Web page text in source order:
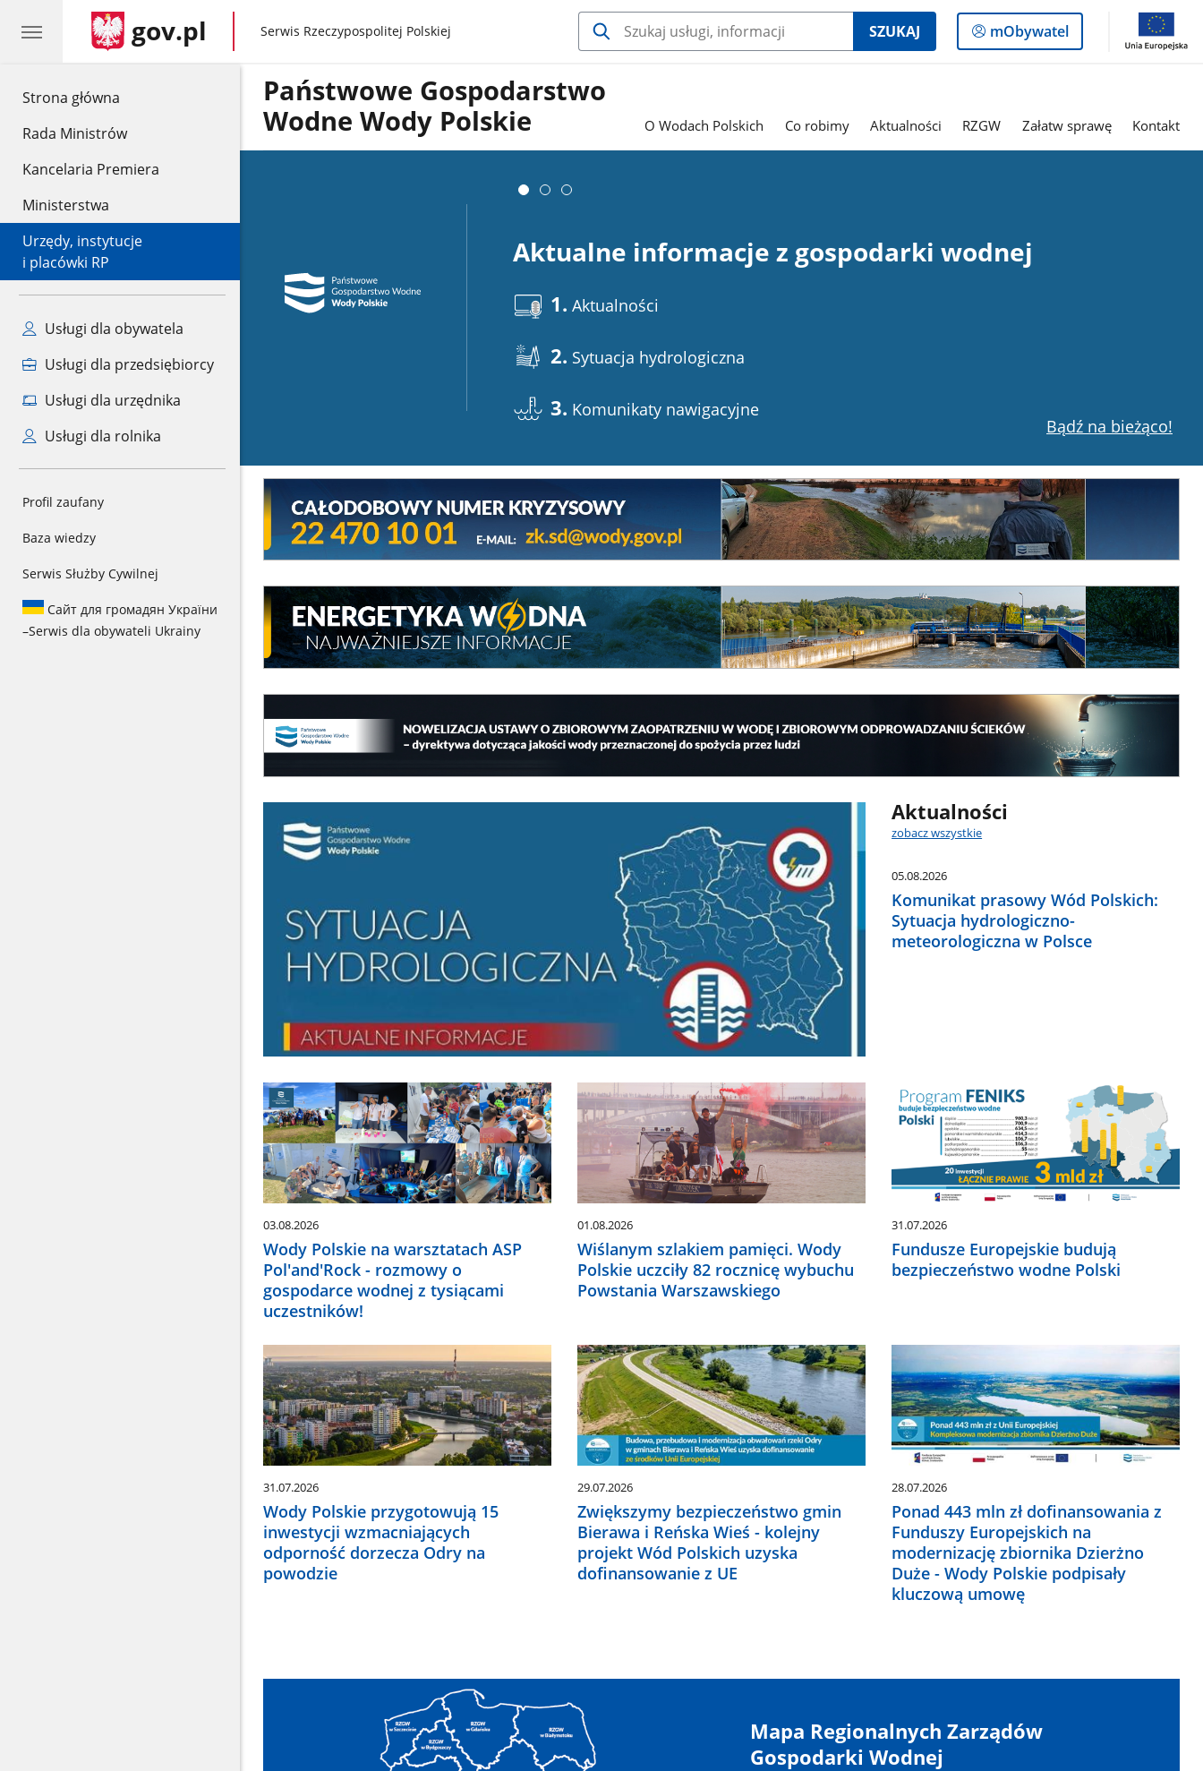
Strona główna
Rada Ministrów
Kancelaria Premiera
Ministerstwa
Urzędy, instytucje
i placówki RP
Usługi dla obywatela
Usługi dla przedsiębiorcy
Usługi dla urzędnika
Usługi dla rolnika
Profil zaufany
Baza wiedzy
Serwis Służby Cywilnej
Сайт для громадян України
–Serwis dla obywateli Ukrainy
gov.pl gov.pl
Serwis Rzeczypospolitej Polskiej SZUKAJ
Logowanie
do
mObywatel
Państwowe Gospodarstwo
Wodne Wody Polskie
O Wodach Polskich Co robimy Aktualności RZGW Załatw sprawę Kontakt
Aktualne informacje z gospodarki wodnej
1. Aktualności
2. Sytuacja hydrologiczna
3. Komunikaty nawigacyjne
Bądź na bieżąco!
Mini
baner
Całodowy
numer
kryzysowy
MEW
Energetyka
wodna
najważniejsze
UOZZW
Nowelizacja
UOZZW
Aktualności
zobacz wszystkie
05.08.2026
Komunikat prasowy Wód Polskich:
Sytuacja hydrologiczno-
meteorologiczna w Polsce
03.08.2026
Wody Polskie na warsztatach ASP
Pol'and'Rock - rozmowy o
gospodarce wodnej z tysiącami
uczestników!
01.08.2026
Wiślanym szlakiem pamięci. Wody
Polskie uczciły 82 rocznicę wybuchu
Powstania Warszawskiego
31.07.2026
Fundusze Europejskie budują
bezpieczeństwo wodne Polski
31.07.2026
Wody Polskie przygotowują 15
inwestycji wzmacniających
odporność dorzecza Odry na
powodzie
29.07.2026
Zwiększymy bezpieczeństwo gmin
Bierawa i Reńska Wieś - kolejny
projekt Wód Polskich uzyska
dofinansowanie z UE
28.07.2026
Ponad 443 mln zł dofinansowania z
Funduszy Europejskich na
modernizację zbiornika Dzierżno
Duże - Wody Polskie podpisały
kluczową umowę
Mapa Regionalnych Zarządów
Gospodarki Wodnej